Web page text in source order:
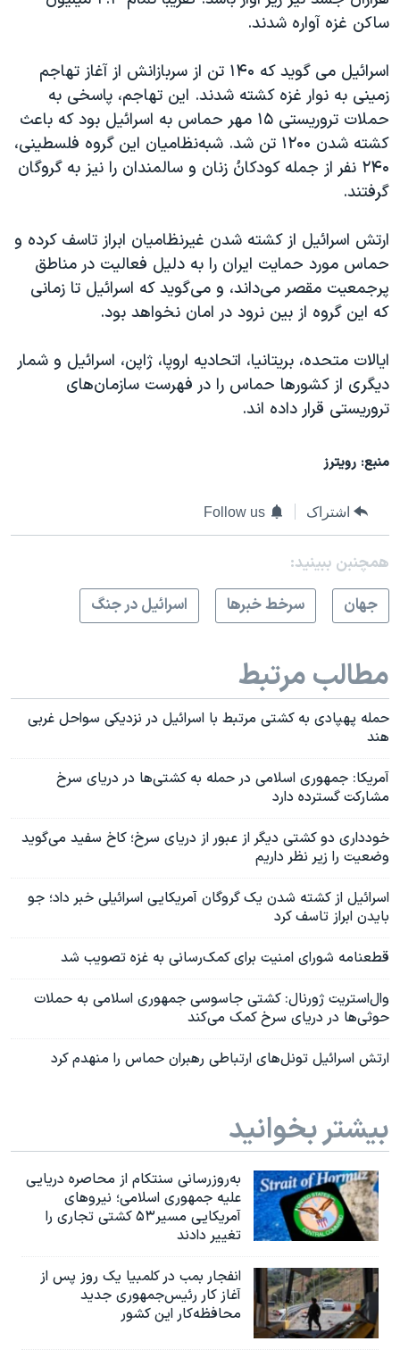
ساکن غزه آواره شدند.
اسرائیل می گوید که ۱۴۰ تن از سربازانش از آغاز تهاجم
زمینی به نوار غزه کشته شدند. این تهاجم، پاسخی به
حملات تروریستی ۱۵ مهر حماس به اسرائیل بود که باعث
کشته شدن ۱۲۰۰ تن شد. شبه‌نظامیان این گروه فلسطینی،
۲۴۰ نفر از جمله کودکانُ زنان و سالمندان را نیز به گروگان
گرفتند.
ارتش اسرائیل از کشته شدن غیرنظامیان ابراز تاسف کرده و
حماس مورد حمایت ایران را به دلیل فعالیت در مناطق
پرجمعیت مقصر می‌داند، و می‌گوید که اسرائیل تا زمانی
که این گروه از بین نرود در امان نخواهد بود.
ایالات متحده، بریتانیا، اتحادیه اروپا، ژاپن، اسرائیل و شمار
دیگری از کشورها حماس را در فهرست سازمان‌های
تروریستی قرار داده ‌اند.
منبع: رویترز
اشتراک Follow us
همچنبن ببینید:
جهان
سرخط خبرها اسرائیل در جنگ
مطالب مرتبط
حمله پهپادی به کشتی مرتبط با اسرائیل در نزدیکی سواحل غربی
هند
آمریکا: جمهوری اسلامی در حمله‌ به کشتی‌ها در دریای سرخ
مشارکت گسترده‌ دارد
خودداری دو کشتی دیگر از عبور از دریای سرخ؛ کاخ سفید می‌گوید
وضعیت را زیر نظر داریم
اسرائیل از کشته شدن یک گروگان آمریکایی اسرائیلی خبر داد؛ جو
بایدن ابراز تاسف کرد
قطعنامه شورای امنیت برای کمک‌رسانی به غزه تصویب شد
وال‌استریت ژورنال: کشتی جاسوسی جمهوری اسلامی به حملات
حوثی‌ها در دریای سرخ کمک می‌کند
ارتش اسرائیل تونل‌های ارتباطی رهبران حماس را منهدم کرد
بیشتر بخوانید
به‌روزرسانی سنتکام از محاصره دریایی
علیه جمهوری اسلامی؛ نیروهای
آمریکایی مسیر۵۳ کشتی تجاری را
تغییر دادند
انفجار بمب‌‌ در کلمبیا یک روز پس از
آغاز کار رئیس‌جمهوری جدید
محافظه‌کار این کشور